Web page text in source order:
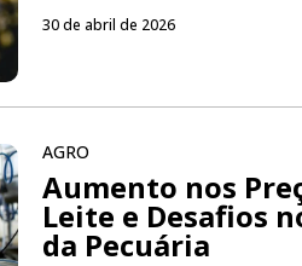
30 de abril de 2026
AGRO
Aumento nos
Leite e Desafios
da Pecuária